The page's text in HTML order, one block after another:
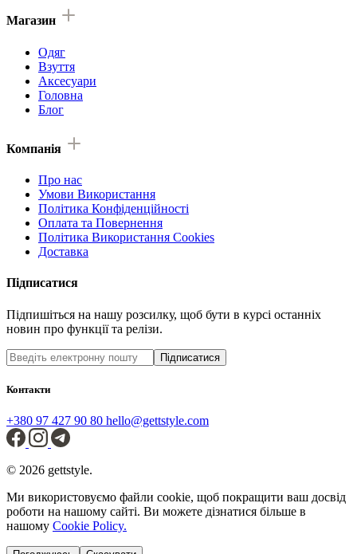
Магазин
Одяг
Взуття
Аксесуари
Головна
Блог
Компанія
Про нас
Умови Використання
Політика Конфіденційності
Оплата та Повернення
Політика Використання Cookies
Доставка
Підписатися
Підпишіться на нашу розсилку, щоб бути в курсі останніх
новин про функції та релізи.
Підписатися
Контакти
+380 97 427 90 80 hello@gettstyle.com
© 2026 gettstyle.
Ми використовуємо файли cookie, щоб покращити ваш досвід
роботи на нашому сайті. Ви можете дізнатися більше в
нашому Cookie Policy.